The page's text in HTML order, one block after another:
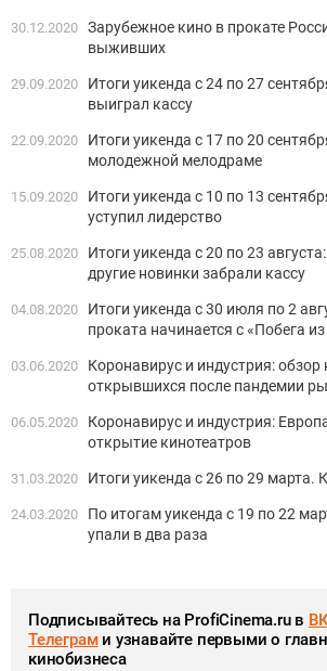
30.12.2020 Зарубежное кино в прокате
выживших
29.09.2020
Итоги уикенда с 24 по 27
выиграл кассу
22.09.2020
Итоги уикенда с 17 по 20
молодежной мелодраме
15.09.2020
Итоги уикенда с 10 по 13
уступил лидерство
25.08.2020
Итоги уикенда с 20 по 23
другие новинки забрали кассу
04.08.2020
Итоги уикенда с 30 июля по 2
проката начинается с «Побега
03.06.2020
Коронавирус и индустрия:
открывшихся после пандемии
06.05.2020
Коронавирус и индустрия:
открытие кинотеатров
31.03.2020 Итоги уикенда с 26 по 29 марта.
24.03.2020
По итогам уикенда с 19 по 22
упали в два раза
Подписывайтесь на ProfiCinema.ru в
Телеграми узнавайте первыми о
кинобизнеса